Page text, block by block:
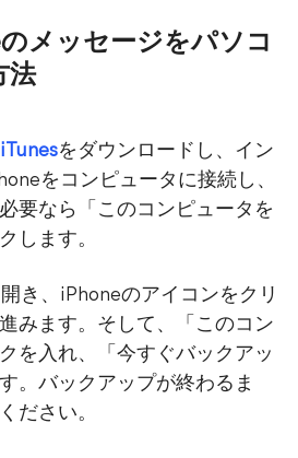
メッセージをパソコ
法
iTunesをダウンロードし、イン
をコンピュータに接続し、
要なら「このコンピュータを
します。
き、iPhoneのアイコンをクリ
みます。そして、「このコン
を入れ、「今すぐバックアッ
。バックアップが終わるま
ださい。